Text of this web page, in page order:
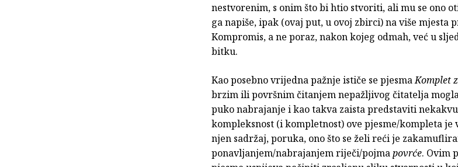
nestvorenim, s onim što bi htio stvoriti, ali mu se ono
ga napiše, ipak (ovaj put, u ovoj zbirci) na više mjesta
Kompromis, a ne poraz, nakon kojeg odmah, već u
bitku.
Kao posebno vrijedna pažnje ističe se pjesmaKomplet
brzim ili površnim čitanjem nepažljivog čitatelja
puko nabrajanje i kao takva zaista predstaviti
kompleksnost (i kompletnost) ove pjesme/kompleta je
njen sadržaj, poruka, ono što se želi reći je
ponavljanjem/nabrajanjem riječi/pojmapovrće. Ovim